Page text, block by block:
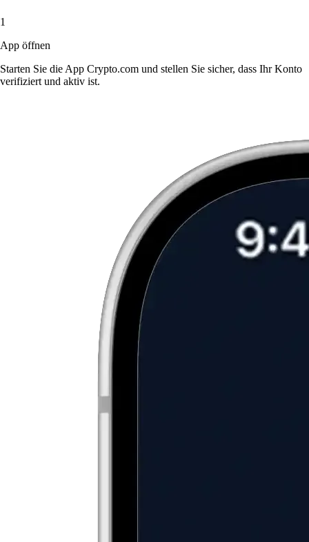
1
App öffnen
Starten Sie die App Crypto.com und stellen Sie sicher, dass Ihr Konto
verifiziert und aktiv ist.